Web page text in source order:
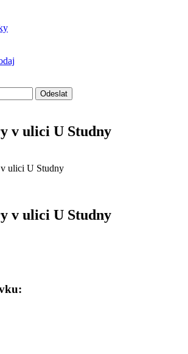
Odeslat
v ulici U Studny
ulici U Studny
v ulici U Studny